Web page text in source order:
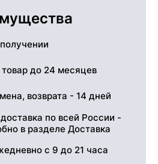
товар до 24 месяцев
возврата - 14 дней
по всей России -
в разделе Доставка
с 9 до 21 часа